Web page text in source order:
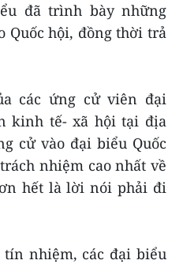
đã trình bày những
hội, đồng thời trả
các ứng cử viên đại
kinh tế- xã hội tại địa
cử vào đại biểu Quốc
nhiệm cao nhất về
hết là lời nói phải đi
nhiệm, các đại biểu